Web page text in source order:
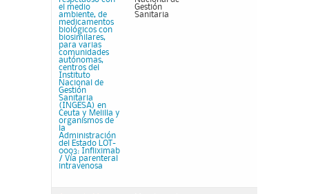
el medio
ambiente, de
medicamentos
biológicos con
biosimilares,
para varias
comunidades
autónomas,
centros del
Instituto
Nacional de
Gestión
Sanitaria
(INGESA) en
Ceuta y Melilla y
organismos de
la
Administración
del Estado LOT-
0003: Infliximab
/ Vía parenteral
intravenosa
Gestión
Sanitaria